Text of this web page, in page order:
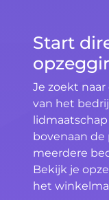
Start
Je zoekt
van het
bovenaan de
meerdere
Bekijk je
het